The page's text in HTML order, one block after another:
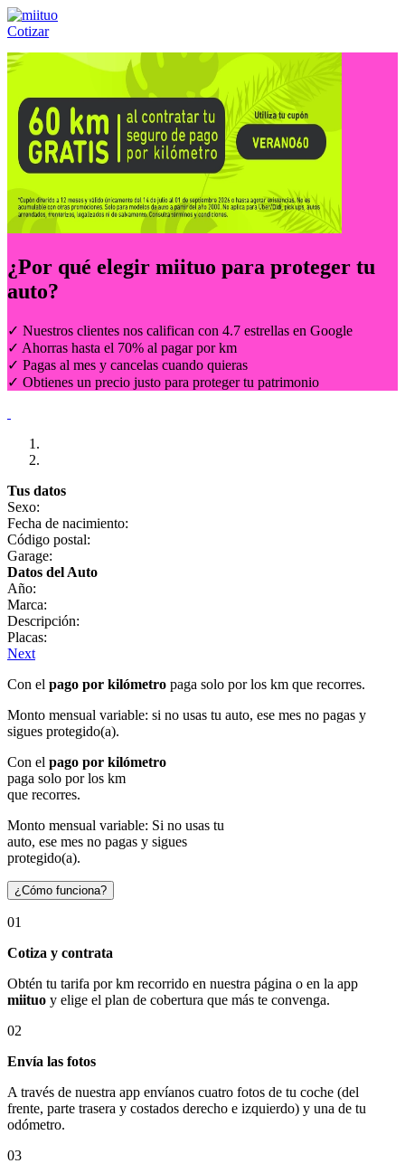
Cotizar
Llámanos al:(55) 84-21-05-00 ó
¿Por qué elegir miituo para proteger tu
auto?
✓ Nuestros clientes nos califican con 4.7 estrellas en Google
✓ Ahorras hasta el 70% al pagar por km
✓ Pagas al mes y cancelas cuando quieras
✓ Obtienes un precio justo para proteger tu patrimonio
Tus datos
Sexo:
Fecha de nacimiento:
Código postal:
Garage:
Datos del Auto
Año:
Marca:
Descripción:
Placas:
Next
Con el pago por kilómetro paga solo por los km que recorres.
Monto mensual variable: si no usas tu auto, ese mes no pagas y
sigues protegido(a).
Con el pago por kilómetro
paga solo por los km
que recorres.
Monto mensual variable: Si no usas tu
auto, ese mes no pagas y sigues
protegido(a).
¿Cómo funciona?
01
Cotiza y contrata
Obtén tu tarifa por km recorrido en nuestra página o en la app
miituo y elige el plan de cobertura que más te convenga.
02
Envía las fotos
A través de nuestra app envíanos cuatro fotos de tu coche (del
frente, parte trasera y costados derecho e izquierdo) y una de tu
odómetro.
03